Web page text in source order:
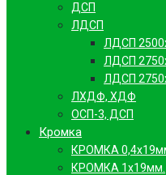
ДСП
ЛДСП
ЛДСП
ЛДСП
ЛДСП
ЛХДФ, ХДФ
ОСП-3, ДСП
Кромка
КРОМКА
КРОМКА 1х19мм.